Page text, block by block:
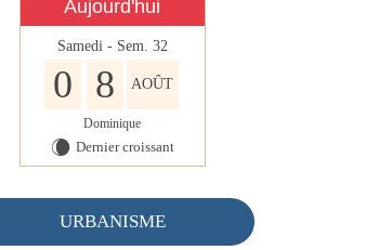
Aujourd'hui
Samedi - Sem. 32
0 8 AOÛT
Dominique
W Dernier croissant
URBANISME